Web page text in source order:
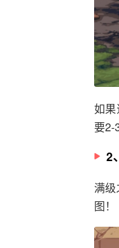
如
要2-
2
满
图！